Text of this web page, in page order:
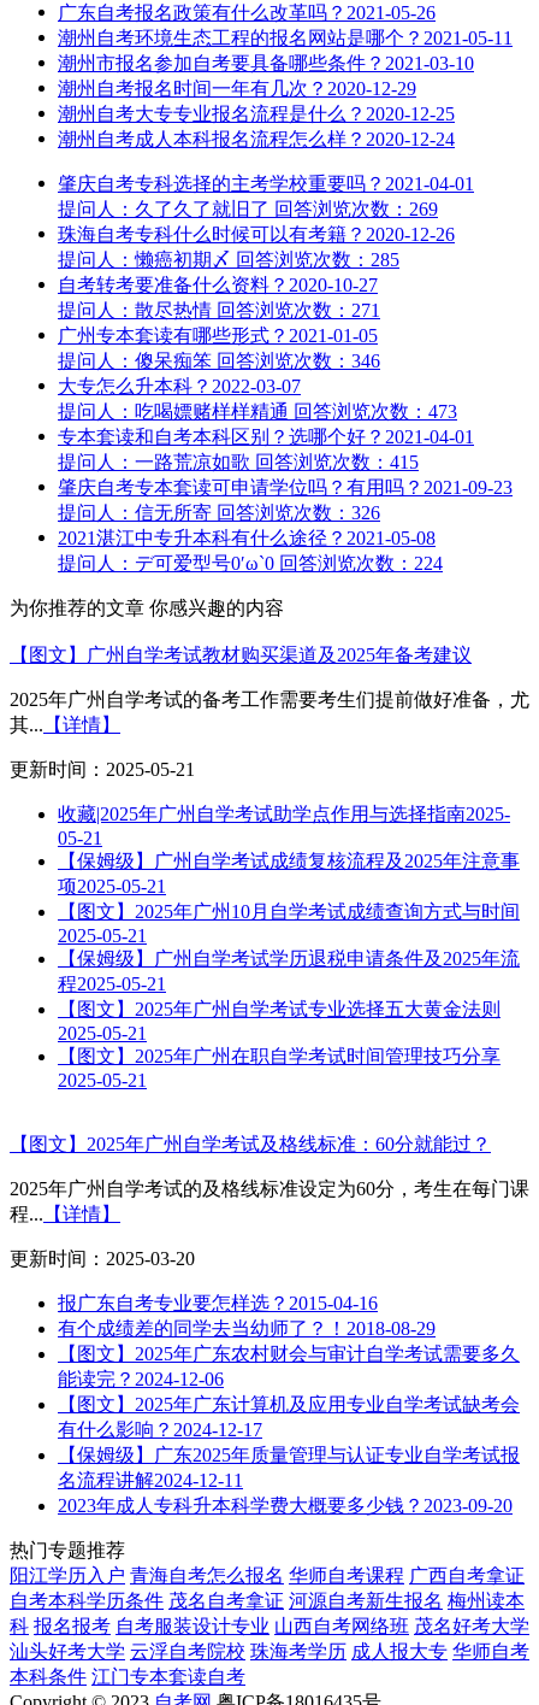
广东自考报名政策有什么改革吗？ 2021-05-26
潮州自考环境生态工程的报名网站是哪个？ 2021-05-11
潮州市报名参加自考要具备哪些条件？ 2021-03-10
潮州自考报名时间一年有几次？ 2020-12-29
潮州自考大专专业报名流程是什么？ 2020-12-25
潮州自考成人本科报名流程怎么样？ 2020-12-24
肇庆自考专科选择的主考学校重要吗？ 2021-04-01
提问人：久了久了就旧了 回答浏览次数：269
珠海自考专科什么时候可以有考籍？ 2020-12-26
提问人：懒癌初期〆 回答浏览次数：285
自考转考要准备什么资料？ 2020-10-27
提问人：散尽热情 回答浏览次数：271
广州专本套读有哪些形式？ 2021-01-05
提问人：傻呆痴笨 回答浏览次数：346
大专怎么升本科？ 2022-03-07
提问人：吃喝嫖赌样样精通 回答浏览次数：473
专本套读和自考本科区别？选哪个好？ 2021-04-01
提问人：一路荒凉如歌 回答浏览次数：415
肇庆自考专本套读可申请学位吗？有用吗？ 2021-09-23
提问人：信无所寄 回答浏览次数：326
2021湛江中专升本科有什么途径？ 2021-05-08
提问人：デ可爱型号0′ω`0 回答浏览次数：224
为你推荐的文章 你感兴趣的内容
【图文】广州自学考试教材购买渠道及2025年备考建议
2025年广州自学考试的备考工作需要考生们提前做好准备，尤
其... 【详情】
更新时间：2025-05-21
收藏|2025年广州自学考试助学点作用与选择指南2025-
05-21
【保姆级】广州自学考试成绩复核流程及2025年注意事
项2025-05-21
【图文】2025年广州10月自学考试成绩查询方式与时间
2025-05-21
【保姆级】广州自学考试学历退税申请条件及2025年流
程2025-05-21
【图文】2025年广州自学考试专业选择五大黄金法则
2025-05-21
【图文】2025年广州在职自学考试时间管理技巧分享
2025-05-21
【图文】2025年广州自学考试及格线标准：60分就能过？
2025年广州自学考试的及格线标准设定为60分，考生在每门课
程... 【详情】
更新时间：2025-03-20
报广东自考专业要怎样选？ 2015-04-16
有个成绩差的同学去当幼师了？！ 2018-08-29
【图文】2025年广东农村财会与审计自学考试需要多久
能读完？ 2024-12-06
【图文】2025年广东计算机及应用专业自学考试缺考会
有什么影响？ 2024-12-17
【保姆级】广东2025年质量管理与认证专业自学考试报
名流程讲解2024-12-11
2023年成人专科升本科学费大概要多少钱？ 2023-09-20
热门专题推荐
阳江学历入户 青海自考怎么报名 华师自考课程 广西自考拿证
自考本科学历条件 茂名自考拿证 河源自考新生报名 梅州读本
科 报名报考 自考服装设计专业 山西自考网络班 茂名好考大学
汕头好考大学 云浮自考院校 珠海考学历 成人报大专 华师自考
本科条件 江门专本套读自考